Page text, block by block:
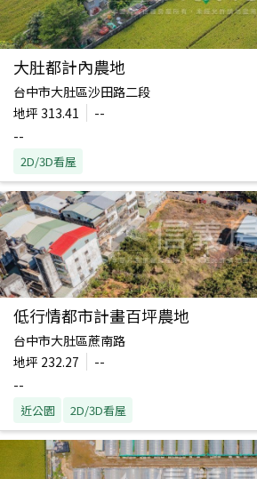
大肚都計內農地
台中市大肚區沙田路二段
地坪 313.41
--
--
2D/3D看屋
低行情都市計畫百坪農地
台中市大肚區蔗南路
地坪 232.27
--
--
近公園 2D/3D看屋